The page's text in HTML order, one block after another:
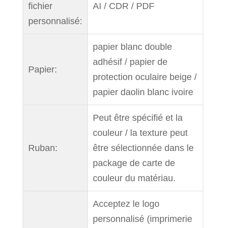
fichier
personnalisé:
AI / CDR / PDF
Papier:
papier blanc double
adhésif / papier de
protection oculaire beige /
papier daolin blanc ivoire
Ruban:
Peut être spécifié et la
couleur / la texture peut
être sélectionnée dans le
package de carte de
couleur du matériau.
Acceptez le logo
personnalisé (imprimerie